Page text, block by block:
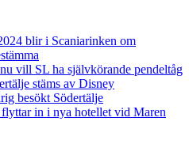
blir i Scaniarinken om
vill SL ha självkörande pendeltåg
stäms av Disney
besökt Södertälje
in i nya hotellet vid Maren